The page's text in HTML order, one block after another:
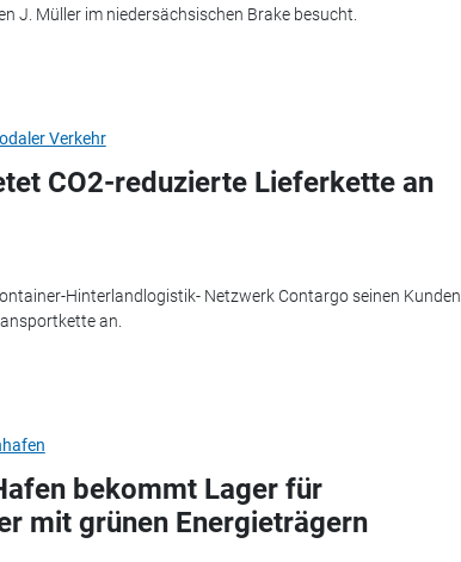
J. Müller im niedersächsischen Brake besucht.
Verkehr
CO2-reduzierte Lieferkette an
Hinterlandlogistik- Netzwerk Contargo seinen Kunden
an.
bekommt Lager für
mit grünen Energieträgern